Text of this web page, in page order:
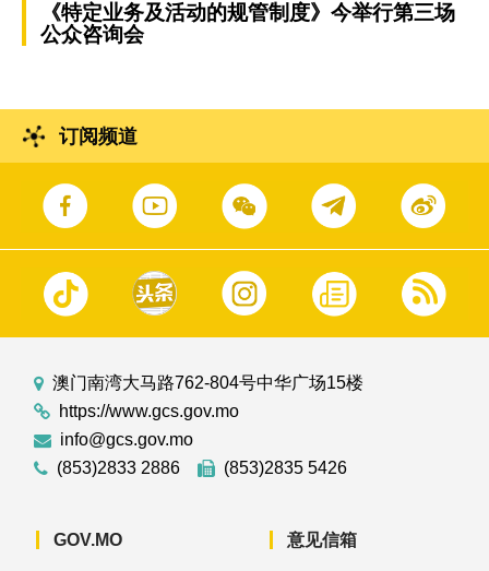
《特定业务及活动的规管制度》今举行第三场
公众咨询会
订阅频道
澳门南湾大马路762-804号中华广场15楼
https://www.gcs.gov.mo
info@gcs.gov.mo
(853)2833 2886
(853)2835 5426
GOV.MO 意见信箱